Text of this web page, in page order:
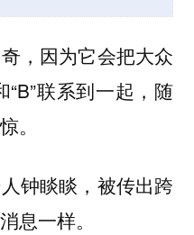
，因为它会把大众
“B”联系到一起，随
。
钟睒睒，被传出跨
息一样。